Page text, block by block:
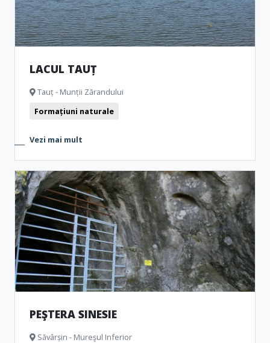
LACUL TAUȚ
Tauț - Munții Zărandului
Formațiuni naturale
Vezi mai mult
PEŞTERA SINESIE
Săvârșin - Mureşul Inferior